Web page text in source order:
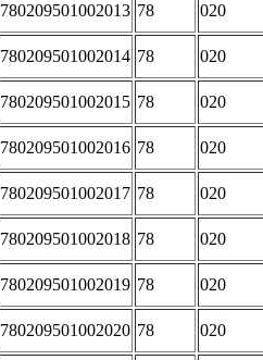
780209501002013 78 020
780209501002014 78 020
780209501002015 78 020
780209501002016 78 020
780209501002017 78 020
780209501002018 78 020
780209501002019 78 020
780209501002020 78 020